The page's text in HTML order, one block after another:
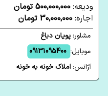
ودیعه: 500,000,000 تومان
اجاره: 30,000,000 تومان
مشاور:پویان دباغ
موبایل: 09131095400
آژانس:املاک خونه به خونه